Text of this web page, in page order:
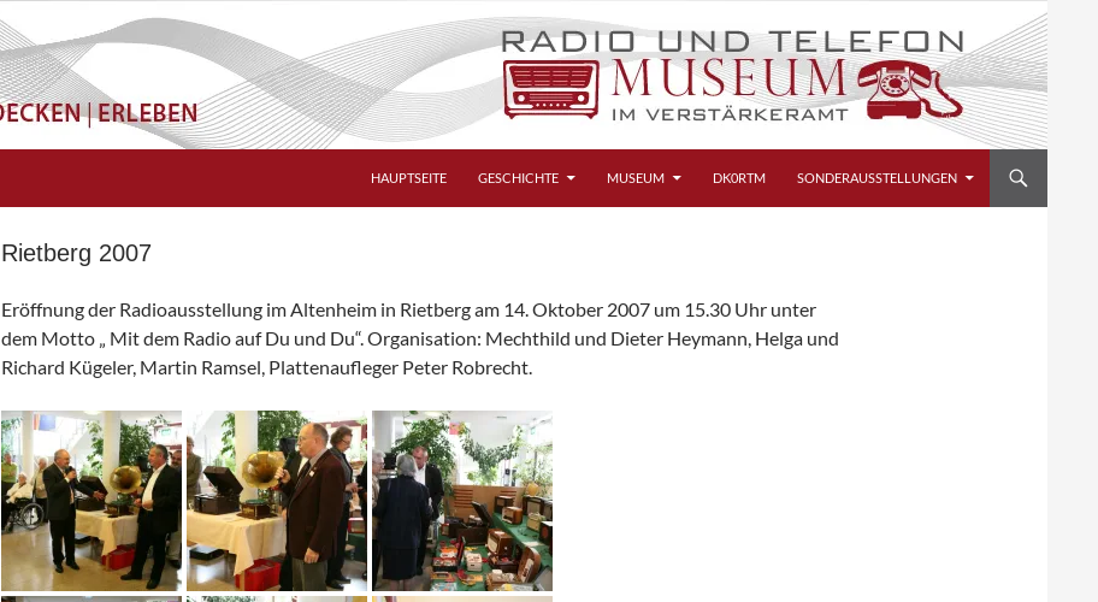
HAUPTSEITE GESCHICHTE MUSEUM DK0RTM SONDERAUSSTELLUNGEN
Rietberg 2007
Eröffnung der Radioausstellung im Altenheim in Rietberg am 14. Oktober 2007 um 15.30 Uhr unter
dem Motto „ Mit dem Radio auf Du und Du“. Organisation: Mechthild und Dieter Heymann, Helga und
Richard Kügeler, Martin Ramsel, Plattenaufleger Peter Robrecht.